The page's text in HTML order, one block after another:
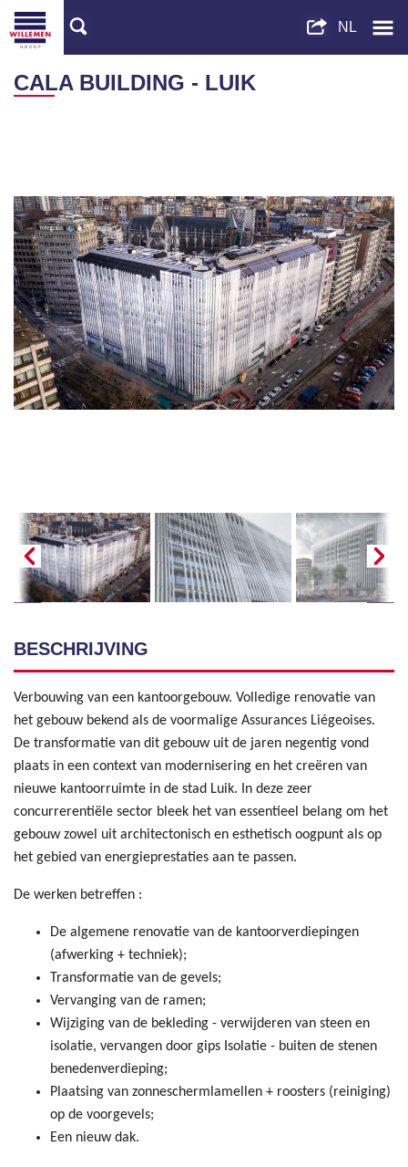
CALA BUILDING - LUIK
BESCHRIJVING
Verbouwing van een kantoorgebouw. Volledige renovatie van
het gebouw bekend als de voormalige Assurances Liégeoises.
De transformatie van dit gebouw uit de jaren negentig vond
plaats in een context van modernisering en het creëren van
nieuwe kantoorruimte in de stad Luik. In deze zeer
concurrerentiële sector bleek het van essentieel belang om het
gebouw zowel uit architectonisch en esthetisch oogpunt als op
het gebied van energieprestaties aan te passen.
De werken betreffen :
De algemene renovatie van de kantoorverdiepingen
(afwerking + techniek);
Transformatie van de gevels;
Vervanging van de ramen;
Wijziging van de bekleding - verwijderen van steen en
isolatie, vervangen door gips Isolatie - buiten de stenen
benedenverdieping;
Plaatsing van zonneschermlamellen + roosters (reiniging)
op de voorgevels;
Een nieuw dak.